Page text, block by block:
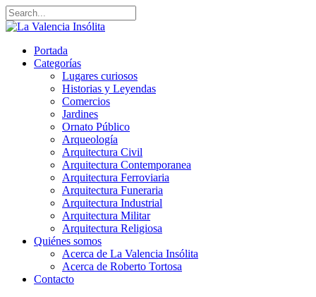
Portada
Categorías
Lugares curiosos
Historias y Leyendas
Comercios
Jardines
Ornato Público
Arqueología
Arquitectura Civil
Arquitectura Contemporanea
Arquitectura Ferroviaria
Arquitectura Funeraria
Arquitectura Industrial
Arquitectura Militar
Arquitectura Religiosa
Quiénes somos
Acerca de La Valencia Insólita
Acerca de Roberto Tortosa
Contacto